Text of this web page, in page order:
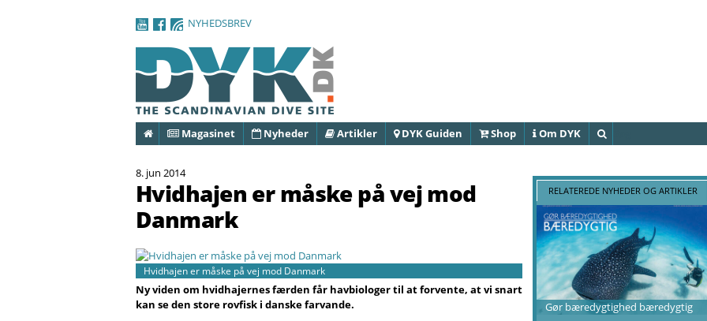
NYHEDSBREV
ForsideMagasinet Nyheder Artikler DYK Guiden Shop Om DYK
8. jun 2014
Hvidhajen er måske på vej mod
Danmark
Hvidhajen er måske på vej mod Danmark
Ny viden om hvidhajernes færden får havbiologer til at forvente, at vi snart
kan se den store rovfisk i danske farvande.
RELATEREDE NYHEDER OG ARTIKLER
Gør bæredygtighed bæredygtig